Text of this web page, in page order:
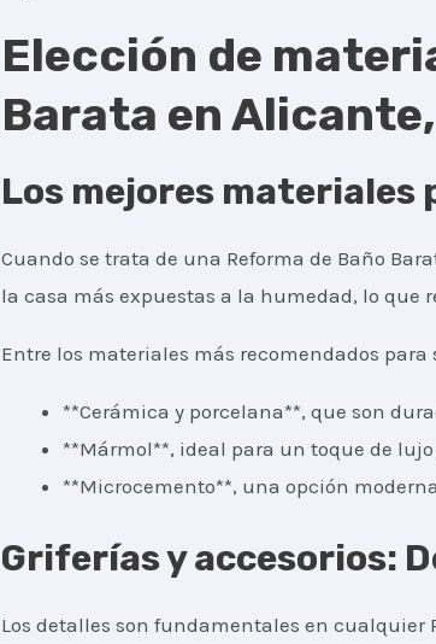
Elección de
Barata en
Los mejores materiales
Cuando se trata de una Reforma de Baño
la casa más expuestas a la humedad, lo que
Entre los materiales más recomendados para
**Cerámica y porcelana**, que son
**Mármol**, ideal para un toque de
**Microcemento**, una opción
Griferías y accesorios:
Los detalles son fundamentales en cualquier